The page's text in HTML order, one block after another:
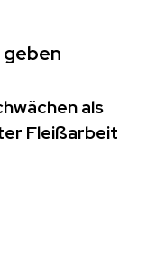
geben
als
Fleißarbeit